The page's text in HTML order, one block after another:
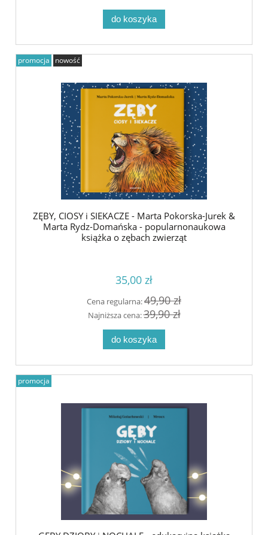
do koszyka
ZĘBY, CIOSY i SIEKACZE - Marta Pokorska-Jurek &
Marta Rydz-Domańska - popularnonaukowa
książka o zębach zwierząt
35,00 zł
Cena regularna:49,90 zł
Najniższa cena:39,90 zł
do koszyka
promocja nowość
promocja